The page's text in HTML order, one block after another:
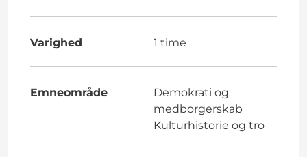
Varighed 1 time
Emneområde
Demokrati og
medborgerskab
Kulturhistorie og tro